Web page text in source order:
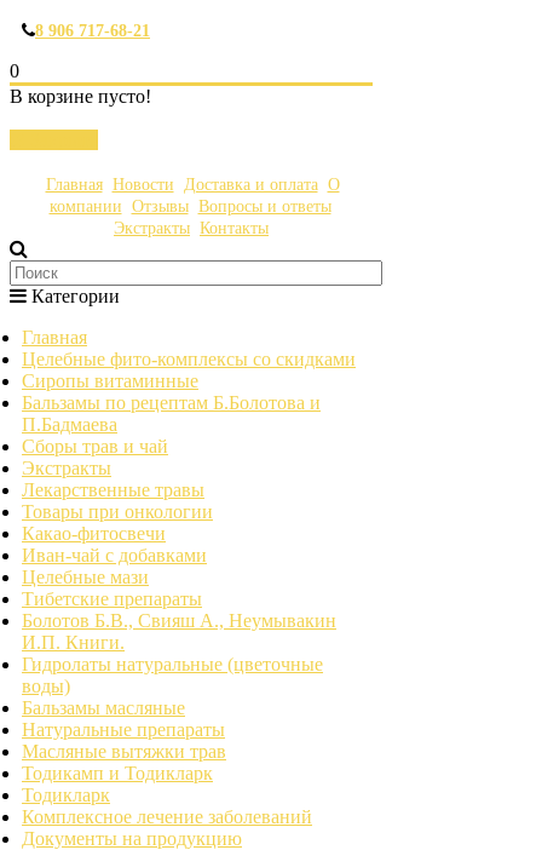
8 906 717-68-21
0
В корзине пусто!
Главная Новости Доставка и оплата О
компании Отзывы Вопросы и ответы
Экстракты Контакты
Категории
Главная
Целебные фито-комплексы со скидками
Сиропы витаминные
Бальзамы по рецептам Б.Болотова и
П.Бадмаева
Сборы трав и чай
Экстракты
Лекарственные травы
Товары при онкологии
Какао-фитосвечи
Иван-чай с добавками
Целебные мази
Тибетские препараты
Болотов Б.В., Свияш А., Неумывакин
И.П. Книги.
Гидролаты натуральные (цветочные
воды)
Бальзамы масляные
Натуральные препараты
Масляные вытяжки трав
Тодикамп и Тодикларк
Тодикларк
Комплексное лечение заболеваний
Документы на продукцию